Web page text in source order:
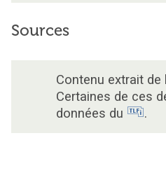
Sources
Contenu extrait de
Certaines de ces
données du
.